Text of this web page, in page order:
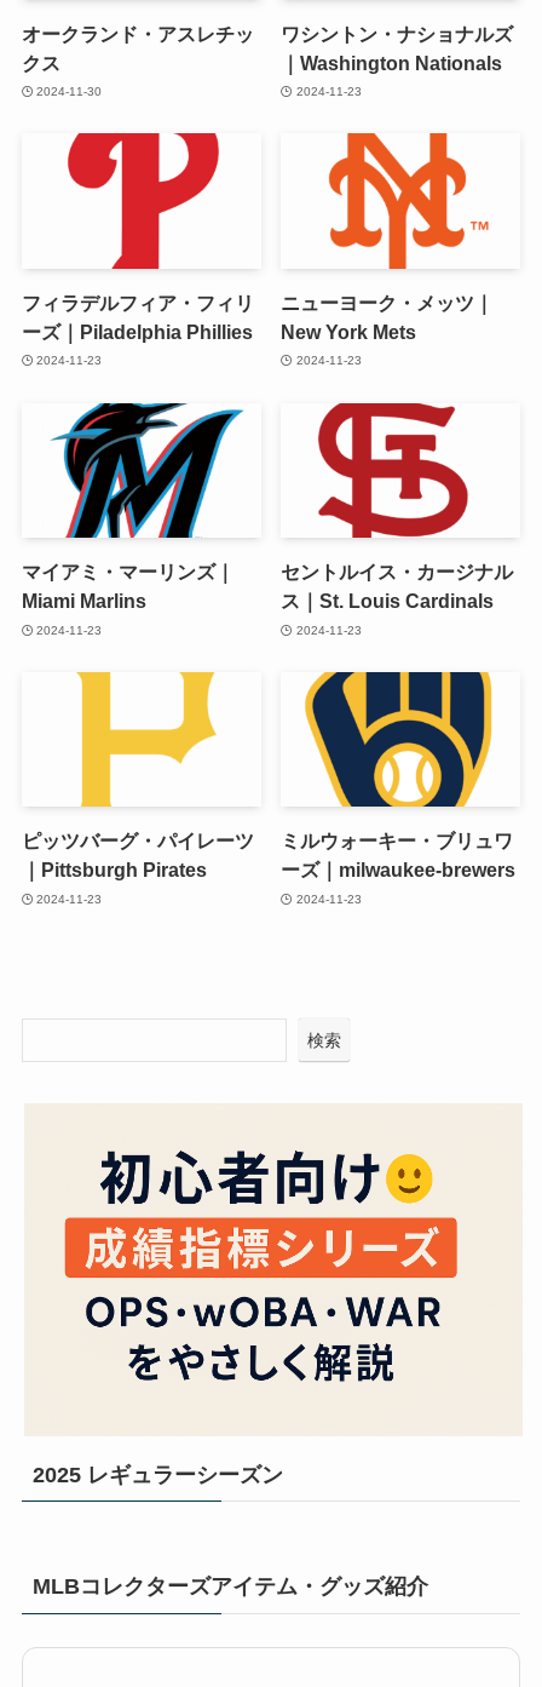
オークランド・アスレチッ
クス
2024-11-30
ワシントン・ナショナルズ
｜Washington Nationals
2024-11-23
フィラデルフィア・フィリ
ーズ｜Piladelphia Phillies
2024-11-23
ニューヨーク・メッツ｜
New York Mets
2024-11-23
マイアミ・マーリンズ｜
Miami Marlins
2024-11-23
セントルイス・カージナル
ス｜St. Louis Cardinals
2024-11-23
ピッツバーグ・パイレーツ
｜Pittsburgh Pirates
2024-11-23
ミルウォーキー・ブリュワ
ーズ｜milwaukee-brewers
2024-11-23
検索
2025 レギュラーシーズン
MLBコレクターズアイテム・グッズ紹介